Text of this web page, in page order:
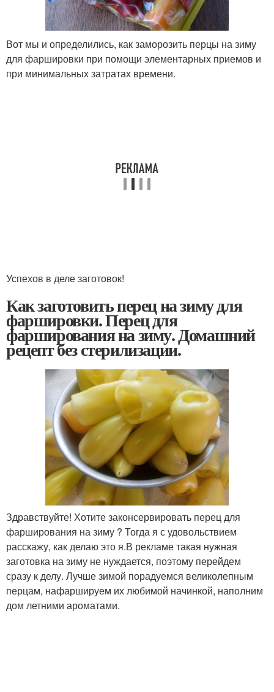
Вот мы и определились, как заморозить перцы на зиму
для фаршировки при помощи элементарных приемов и
при минимальных затратах времени.
Успехов в деле заготовок!
Как заготовить перец на зиму для
фаршировки. Перец для
фарширования на зиму. Домашний
рецепт без стерилизации.
Здравствуйте! Хотите законсервировать перец для
фарширования на зиму ? Тогда я с удовольствием
расскажу, как делаю это я.В рекламе такая нужная
заготовка на зиму не нуждается, поэтому перейдем
сразу к делу. Лучше зимой порадуемся великолепным
перцам, нафаршируем их любимой начинкой, наполним
дом летними ароматами.